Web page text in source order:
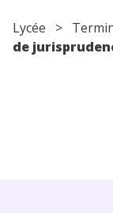
Lycée >
de